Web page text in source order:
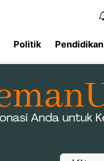
Politik Pendidikan